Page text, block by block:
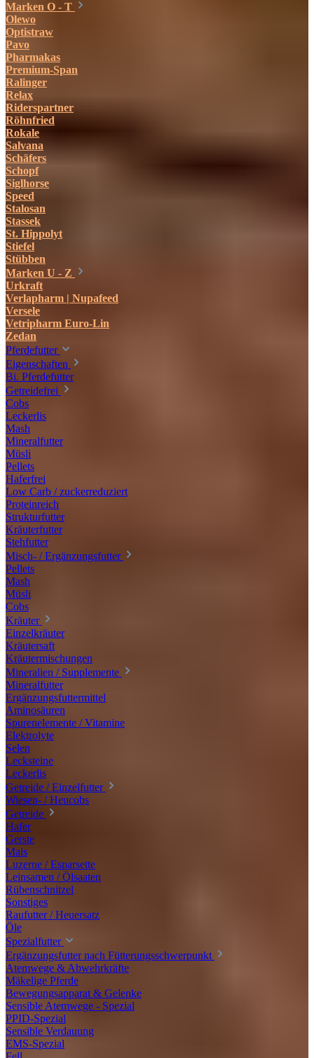
Marken O - T
Olewo
Optistraw
Pavo
Pharmakas
Premium-Span
Ralinger
Relax
Riderspartner
Röhnfried
Rokale
Salvana
Schäfers
Schopf
Siglhorse
Speed
Stalosan
Stassek
St. Hippolyt
Stiefel
Stübben
Marken U - Z
Urkraft
Verlapharm | Nupafeed
Versele
Vetripharm Euro-Lin
Zedan
Pferdefutter
Eigenschaften
Bi. Pferdefutter
Getreidefrei
Cobs
Leckerlis
Mash
Mineralfutter
Müsli
Pellets
Haferfrei
Low Carb / zuckerreduziert
Proteinreich
Strukturfutter
Kräuterfutter
Stehfutter
Misch- / Ergänzungsfutter
Pellets
Mash
Müsli
Cobs
Kräuter
Einzelkräuter
Kräutersaft
Kräutermischungen
Mineralien / Supplemente
Mineralfutter
Ergänzungsfuttermittel
Aminosäuren
Spurenelemente / Vitamine
Elektrolyte
Selen
Lecksteine
Leckerlis
Getreide / Einzelfutter
Wiesen- / Heucobs
Getreide
Hafer
Gerste
Mais
Luzerne / Esparsette
Leinsamen / Ölsaaten
Rübenschnitzel
Sonstiges
Raufutter / Heuersatz
Öle
Spezialfutter
Ergänzungsfutter nach Fütterungsschwerpunkt
Atemwege & Abwehrkräfte
Mäkelige Pferde
Bewegungsapparat & Gelenke
Sensible Atemwege - Spezial
PPID-Spezial
Sensible Verdauung
EMS-Spezial